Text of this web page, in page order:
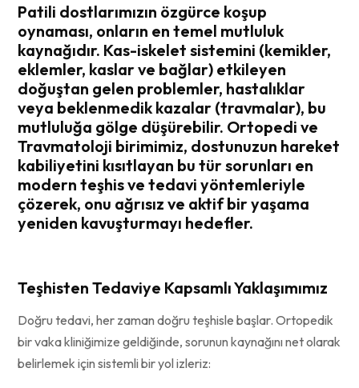
Patili dostlarımızın özgürce koşup
oynaması, onların en temel mutluluk
kaynağıdır. Kas-iskelet sistemini (kemikler,
eklemler, kaslar ve bağlar) etkileyen
doğuştan gelen problemler, hastalıklar
veya beklenmedik kazalar (travmalar), bu
mutluluğa gölge düşürebilir. Ortopedi ve
Travmatoloji birimimiz, dostunuzun hareket
kabiliyetini kısıtlayan bu tür sorunları en
modern teşhis ve tedavi yöntemleriyle
çözerek, onu ağrısız ve aktif bir yaşama
yeniden kavuşturmayı hedefler.
Teşhisten Tedaviye Kapsamlı Yaklaşımımız
Doğru tedavi, her zaman doğru teşhisle başlar. Ortopedik
bir vaka kliniğimize geldiğinde, sorunun kaynağını net olarak
belirlemek için sistemli bir yol izleriz: